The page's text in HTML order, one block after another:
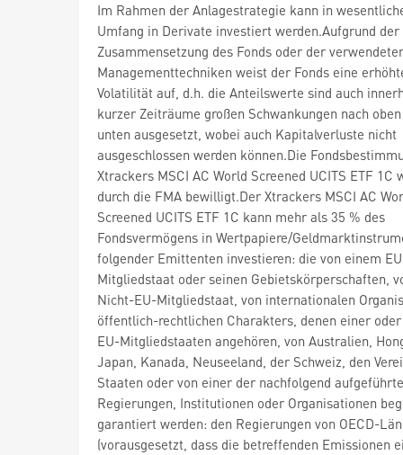
Im Rahmen der Anlagestrategie kann in
Umfang in Derivate investiert werden.Aufgrund der
Zusammensetzung des Fonds oder der
Managementtechniken weist der Fonds eine
Volatilität auf, d.h. die Anteilswerte sind auch
kurzer Zeiträume großen Schwankungen nach
unten ausgesetzt, wobei auch Kapitalverluste nicht
ausgeschlossen werden können.Die
Xtrackers MSCI AC World Screened UCITS ETF 1C
durch die FMA bewilligt.Der Xtrackers MSCI AC
Screened UCITS ETF 1C kann mehr als 35 % des
Fondsvermögens in Wertpapiere/
folgender Emittenten investieren: die von einem
Mitgliedstaat oder seinen Gebietskörperschaften,
Nicht-EU-Mitgliedstaat, von internationalen
öffentlich-rechtlichen Charakters, denen einer
EU-Mitgliedstaaten angehören, von Australien,
Japan, Kanada, Neuseeland, der Schweiz, den
Staaten oder von einer der nachfolgend
Regierungen, Institutionen oder Organisationen
garantiert werden: den Regierungen von OECD-
(vorausgesetzt, dass die betreffenden Emissionen